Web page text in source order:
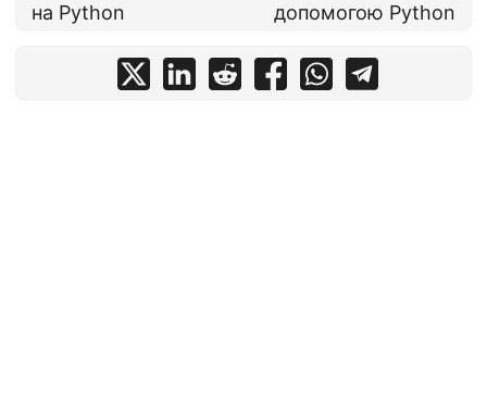
на Python
допомогою Python